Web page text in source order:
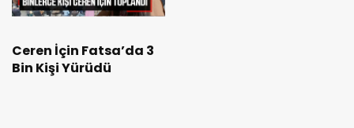
Ceren İçin Fatsa’da 3
Bin Kişi Yürüdü